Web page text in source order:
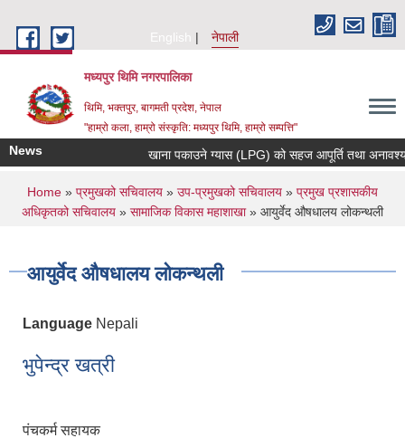
English
नेपाली
मध्यपुर थिमि नगरपालिका
थिमि, भक्तपुर, बागमती प्रदेश, नेपाल
"हाम्रो कला, हाम्रो संस्कृति: मध्यपुर थिमि, हाम्रो सम्पत्ति"
News खाना पकाउने ग्यास (LPG) को सहज आपूर्ति तथा
You are here
Home » प्रमुखको सचिवालय » उप-प्रमुखको सचिवालय » प्रमुख प्रशासकीय
अधिकृतको सचिवालय » सामाजिक विकास महाशाखा» आयुर्वेद ‍औषधालय लोकन्थली
आयुर्वेद ‍औषधालय लोकन्थली
Language Nepali
भुपेन्द्र खत्री
पंचकर्म सहायक